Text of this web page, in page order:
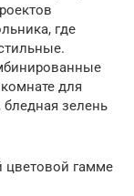
где
для
зелень
цветовой гамме